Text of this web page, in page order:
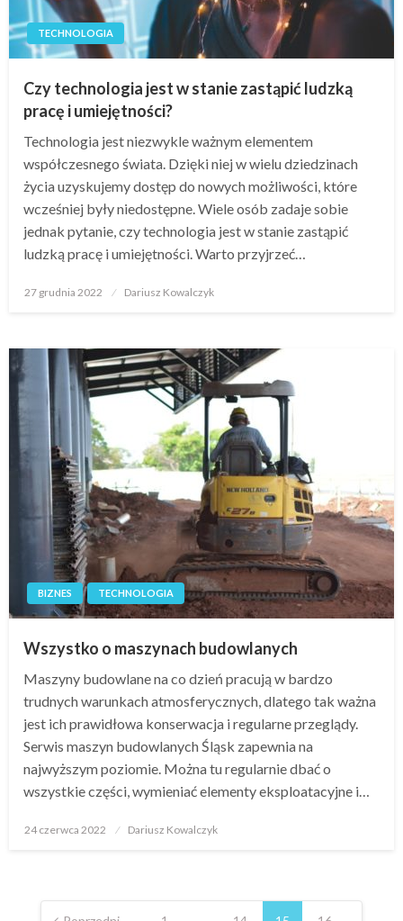
TECHNOLOGIA
Czy technologia jest w stanie zastąpić ludzką
pracę i umiejętności?
Technologia jest niezwykle ważnym elementem
współczesnego świata. Dzięki niej w wielu dziedzinach
życia uzyskujemy dostęp do nowych możliwości, które
wcześniej były niedostępne. Wiele osób zadaje sobie
jednak pytanie, czy technologia jest w stanie zastąpić
ludzką pracę i umiejętności. Warto przyjrzeć…
Opublikowane
27 grudnia 2022 Dariusz Kowalczyk
BIZNES TECHNOLOGIA
Wszystko o maszynach budowlanych
Maszyny budowlane na co dzień pracują w bardzo
trudnych warunkach atmosferycznych, dlatego tak ważna
jest ich prawidłowa konserwacja i regularne przeglądy.
Serwis maszyn budowlanych Śląsk zapewnia na
najwyższym poziomie. Można tu regularnie dbać o
wszystkie części, wymieniać elementy eksploatacyjne i…
Opublikowane
24 czerwca 2022 Dariusz Kowalczyk
Nawigacja